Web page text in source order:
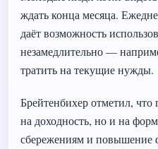
ждать конца месяца.
даёт возможность
незамедлительно —
тратить на текущие нужды.
Брейтенбихер отметил, что
на доходность, но и на
сбережениям и повышение